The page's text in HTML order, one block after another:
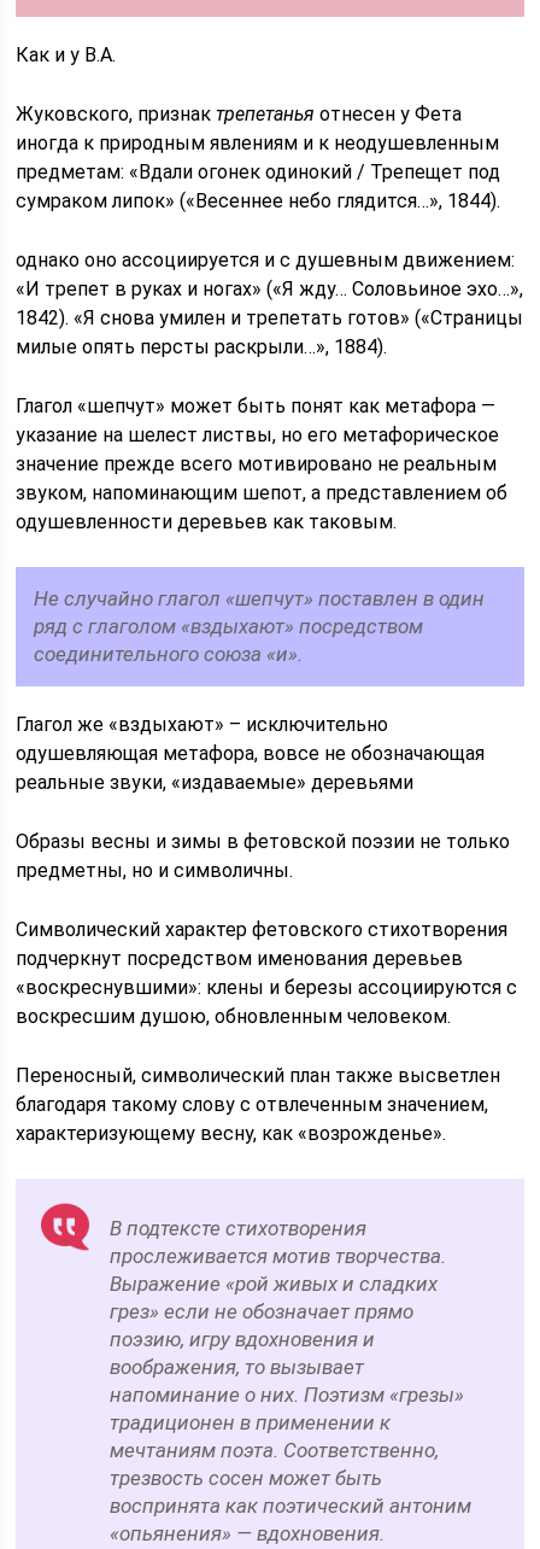
Как и у В.А.
Жуковского, признактрепетаньяотнесен у Фета
иногда к природным явлениям и к неодушевленным
предметам: «Вдали огонек одинокий / Трепещет под
сумраком липок» («Весеннее небо глядится…», 1844).
однако оно ассоциируется и с душевным движением:
«И трепет в руках и ногах» («Я жду… Соловьиное эхо…»,
1842). «Я снова умилен и трепетать готов» («Страницы
милые опять персты раскрыли…», 1884).
Глагол «шепчут» может быть понят как метафора —
указание на шелест листвы, но его метафорическое
значение прежде всего мотивировано не реальным
звуком, напоминающим шепот, а представлением об
одушевленности деревьев как таковым.
Не случайно глагол «шепчут» поставлен в один
ряд с глаголом «вздыхают» посредством
соединительного союза «и».
Глагол же «вздыхают» – исключительно
одушевляющая метафора, вовсе не обозначающая
реальные звуки, «издаваемые» деревьями
Образы весны и зимы в фетовской поэзии не только
предметны, но и символичны.
Символический характер фетовского стихотворения
подчеркнут посредством именования деревьев
«воскреснувшими»: клены и березы ассоциируются с
воскресшим душою, обновленным человеком.
Переносный, символический план также высветлен
благодаря такому слову с отвлеченным значением,
характеризующему весну, как «возрожденье».
В подтексте стихотворения
прослеживается мотив творчества.
Выражение «рой живых и сладких
грез» если не обозначает прямо
поэзию, игру вдохновения и
воображения, то вызывает
напоминание о них. Поэтизм «грезы»
традиционен в применении к
мечтаниям поэта. Соответственно,
трезвость сосен может быть
воспринята как поэтический антоним
«опьянения» — вдохновения.